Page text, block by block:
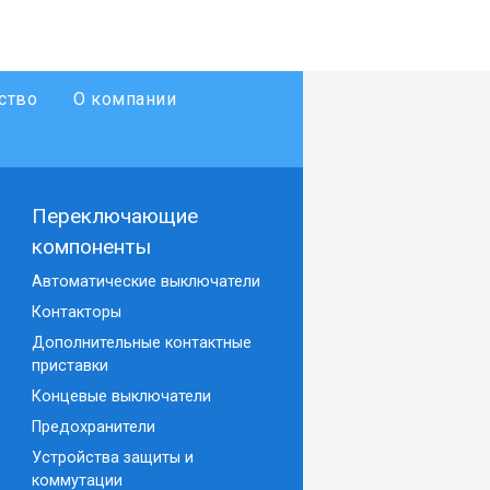
О компании
Переключающие
компоненты
Автоматические выключатели
Контакторы
Дополнительные контактные
приставки
Концевые выключатели
Предохранители
Устройства защиты и
коммутации